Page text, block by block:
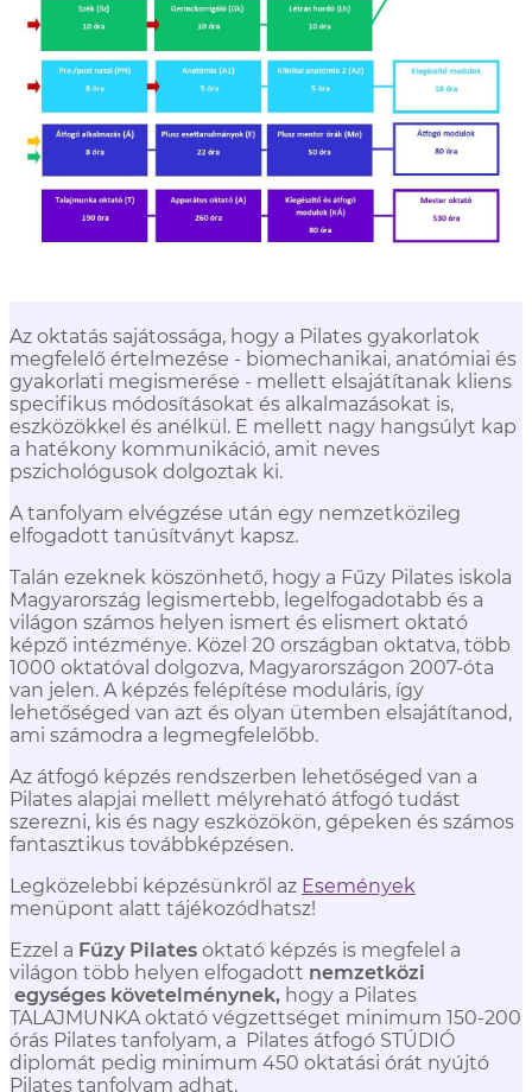
Az oktatás sajátossága, hogy a Pilates gyakorlatok
megfelelő értelmezése - biomechanikai, anatómiai és
gyakorlati megismerése - mellett elsajátítanak kliens
specifikus módosításokat és alkalmazásokat is,
eszközökkel és anélkül. E mellett nagy hangsúlyt kap
a hatékony kommunikáció, amit neves
pszichológusok dolgoztak ki.
A tanfolyam elvégzése után egy nemzetközileg
elfogadott tanúsítványt kapsz.
Talán ezeknek köszönhető, hogy a Fűzy Pilates iskola
Magyarország legismertebb, legelfogadotabb és a
világon számos helyen ismert és elismert oktató
képző intézménye. Közel 20 országban oktatva, több
1000 oktatóval dolgozva, Magyarországon 2007-óta
van jelen. A képzés felépítése moduláris, így
lehetőséged van azt és olyan ütemben elsajátítanod,
ami számodra a legmegfelelőbb.
Az átfogó képzés rendszerben lehetőséged van a
Pilates alapjai mellett mélyreható átfogó tudást
szerezni, kis és nagy eszközökön, gépeken és számos
fantasztikus továbbképzésen.
Legközelebbi képzésünkről az Események
menüpont alatt tájékozódhatsz!
Ezzel a Fűzy Pilates oktató képzés is megfelel a
világon több helyen elfogadott nemzetközi
egységes követelménynek, hogy a Pilates
TALAJMUNKA oktató végzettséget minimum 150-200
órás Pilates tanfolyam, a Pilates átfogó STÚDIÓ
diplomát pedig minimum 450 oktatási órát nyújtó
Pilates tanfolyam adhat.